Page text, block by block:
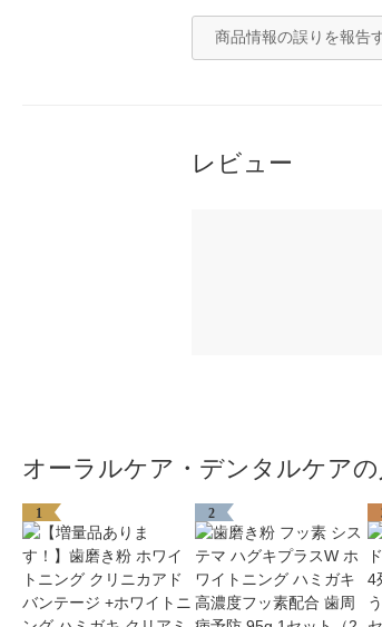
商品情報の誤りを報告
レビュー
オーラルケア・デンタルケア
1 2